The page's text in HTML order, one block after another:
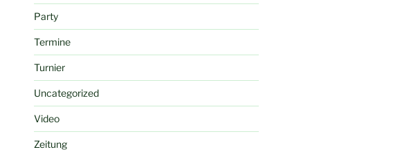
Party
Termine
Turnier
Uncategorized
Video
Zeitung